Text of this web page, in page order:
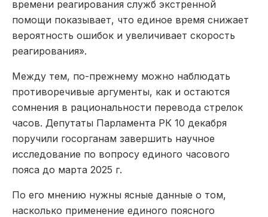
времени реагирования служб экстренной
помощи показывает, что единое время снижает
вероятность ошибок и увеличивает скорость
реагирования».
Между тем, по-прежнему можно наблюдать
противоречивые аргументы, как и остаются
сомнения в рациональности перевода стрелок
часов. Депутаты Парламента РК 10 декабря
поручили госорганам завершить научное
исследование по вопросу единого часового
пояса до марта 2025 г.
По его мнению нужны ясные данные о том,
насколько применение единого поясного